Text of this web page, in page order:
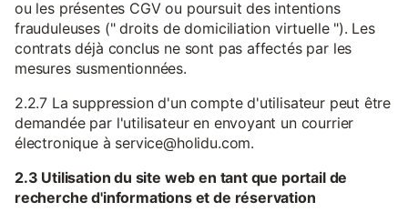
ou les présentes CGV ou poursuit des intentions
frauduleuses (" droits de domiciliation virtuelle "). Les
contrats déjà conclus ne sont pas affectés par les
mesures susmentionnées.
2.2.7 La suppression d'un compte d'utilisateur peut être
demandée par l'utilisateur en envoyant un courrier
électronique à service@holidu.com.
2.3 Utilisation du site web en tant que portail de
recherche d'informations et de réservation